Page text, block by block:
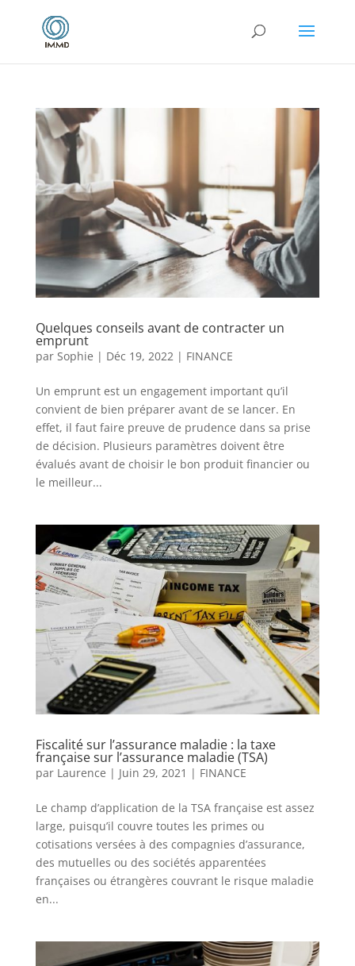
Quelques conseils avant de contracter un
emprunt
par Sophie | Déc 19, 2022| FINANCE
Un emprunt est un engagement important qu’il
convient de bien préparer avant de se lancer. En
effet, il faut faire preuve de prudence dans sa prise
de décision. Plusieurs paramètres doivent être
évalués avant de choisir le bon produit financier ou
le meilleur...
Fiscalité sur l’assurance maladie : la taxe
française sur l’assurance maladie (TSA)
par Laurence | Juin 29, 2021 | FINANCE
Le champ d’application de la TSA française est assez
large, puisqu’il couvre toutes les primes ou
cotisations versées à des compagnies d’assurance,
des mutuelles ou des sociétés apparentées
françaises ou étrangères couvrant le risque maladie
en...